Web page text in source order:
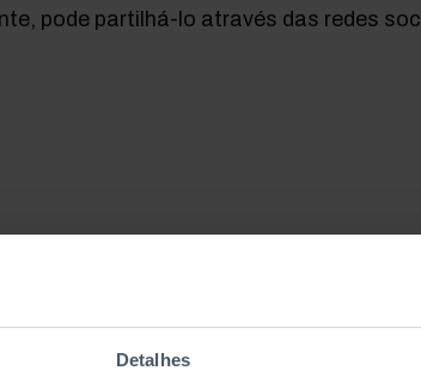
Detalhes
pode partilhá-lo através das redes